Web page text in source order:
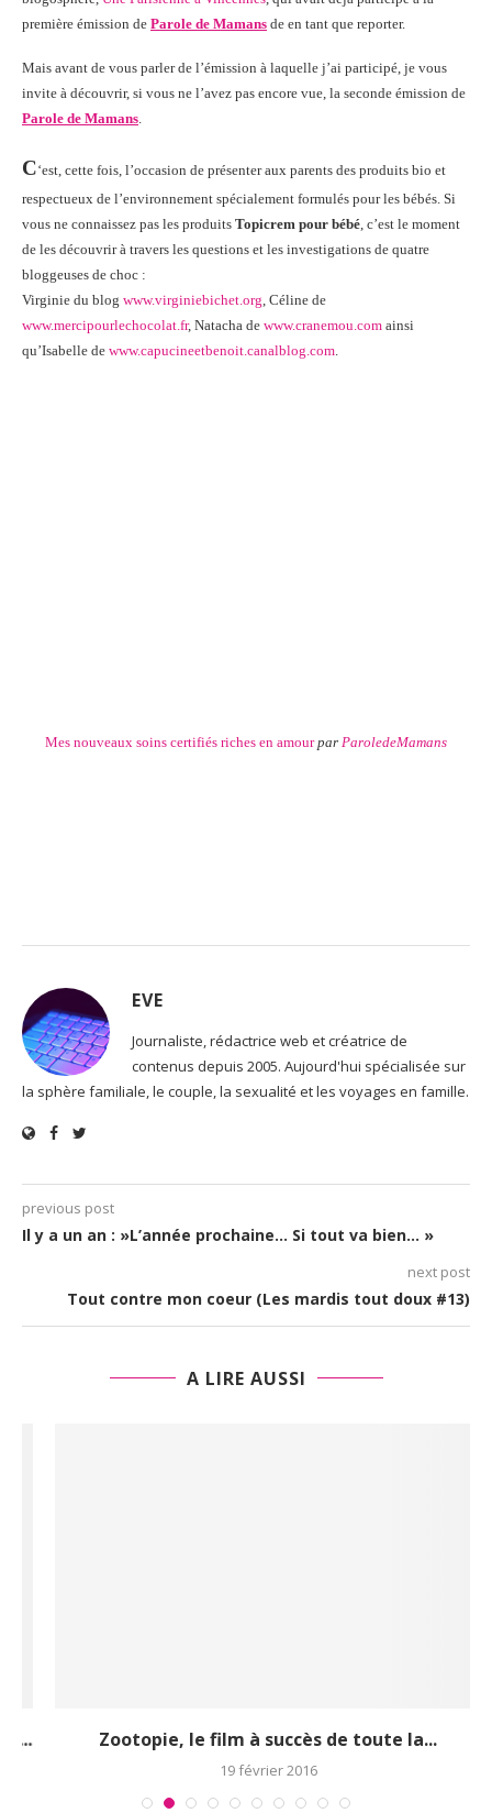
première émission de Parole de Mamans de en tant que reporter.
Mais avant de vous parler de l’émission à laquelle j’ai participé, je vous
invite à découvrir, si vous ne l’avez pas encore vue, la seconde émission de
Parole de Mamans.
C‘est, cette fois, l’occasion de présenter aux parents des produits bio et
respectueux de l’environnement spécialement formulés pour les bébés. Si
vous ne connaissez pas les produits Topicrem pour bébé, c’est le moment
de les découvrir à travers les questions et les investigations de quatre
bloggeuses de choc :
Virginie du blog www.virginiebichet.org, Céline de
www.mercipourlechocolat.fr, Natacha de www.cranemou.com ainsi
qu’Isabelle de www.capucineetbenoit.canalblog.com.
Mes nouveaux soins certifiés riches en amour par ParoledeMamans
EVE
Journaliste, rédactrice web et créatrice de
contenus depuis 2005. Aujourd'hui spécialisée sur
la sphère familiale, le couple, la sexualité et les voyages en famille.
previous post
Il y a un an : »L’année prochaine… Si tout va bien… »
next post
Tout contre mon coeur (Les mardis tout doux #13)
A LIRE AUSSI
Zootopie, le film à succès de toute la...
19 février 2016